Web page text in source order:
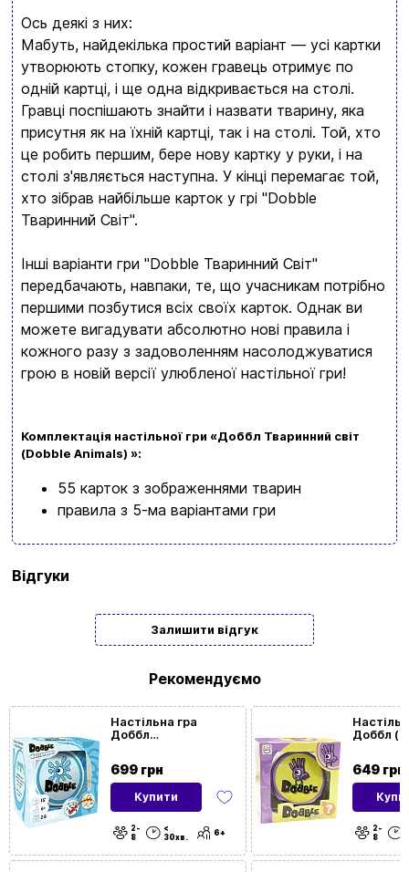
Ось деякі з них:
Мабуть, найдекілька простий варіант — усі картки
утворюють стопку, кожен гравець отримує по
одній картці, і ще одна відкривається на столі.
Гравці поспішають знайти і назвати тварину, яка
присутня як на їхній картці, так і на столі. Той, хто
це робить першим, бере нову картку у руки, і на
столі з'являється наступна. У кінці перемагає той,
хто зібрав найбільше карток у грі "Dobble
Тваринний Світ".
Інші варіанти гри "Dobble Тваринний Світ"
передбачають, навпаки, те, що учасникам потрібно
першими позбутися всіх своїх карток. Однак ви
можете вигадувати абсолютно нові правила і
кожного разу з задоволенням насолоджуватися
грою в новій версії улюбленої настільної гри!
Комплектація настільної гри «Доббл Тваринний світ
(Dobble Animals) »:
55 карток з зображеннями тварин
правила з 5-ма варіантами гри
категорія
6|7|8| 9 |10 | 11 | 12+
Час гри < 30хв.
на BGG
Відгуки
Залишити відгук
Рекомендуємо
699 грн
Настільна гра
Доббл
Купити
2-
8
<
30хв.
6+
649 грн
Доббл
2-
8
+380996393746
+380634324164
Замовити дзвінок
kubix.boardgames@gmail.com
UA
ㅤRU
Перегляньте асортимент нашого магазину і ви
обовʼязково знайдете щось цікавеньке